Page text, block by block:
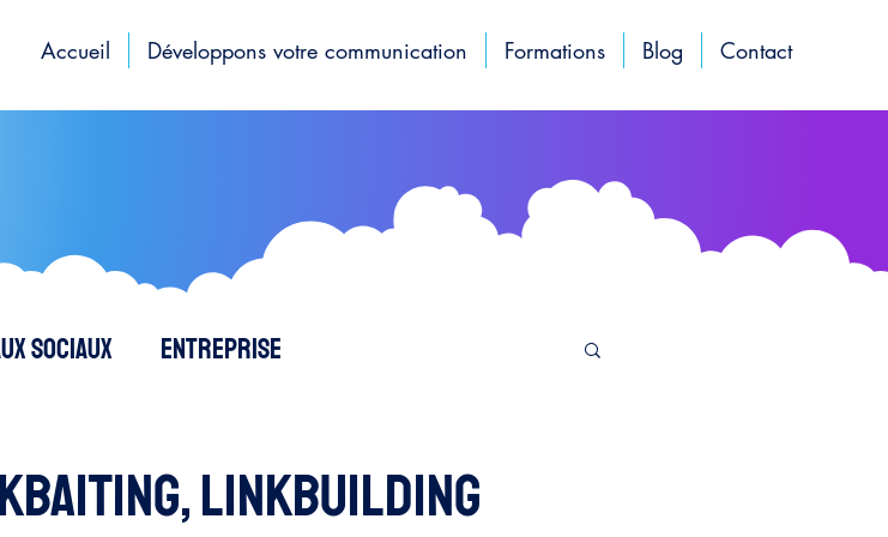
Accueil Développons votre communication Formations Blog Contact
sociaux Entreprise
linkbuilding